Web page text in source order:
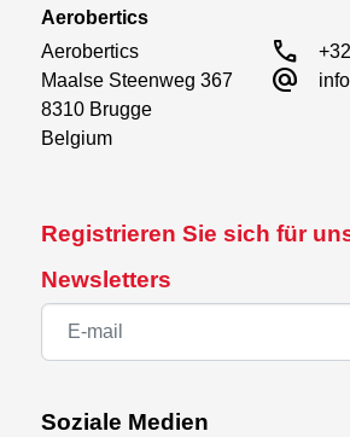
Registrieren Sie sich für
Newsletters
Soziale Medien
Aerobertics
Aerobertics
Maalse Steenweg 367
8310 Brugge
Belgium
call
alternate_email